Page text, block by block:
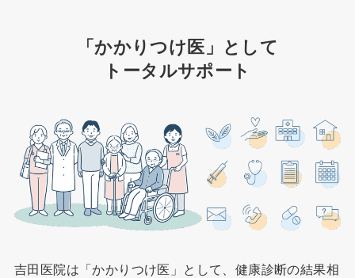
「かかりつけ医」として
トータルサポート
吉田医院は「かかりつけ医」として、健康診断の結果相